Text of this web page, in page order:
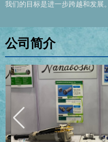
我们的目标是进一步跨越和发展。
公司简介